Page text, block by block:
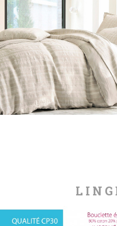
PARURE
UTOPIA...
235,00 € 152,75 €